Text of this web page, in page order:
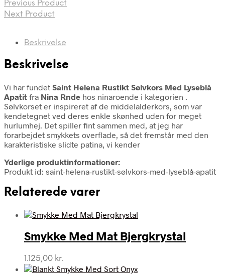
Previous Product
Next Product
Beskrivelse
Beskrivelse
Vi har fundet Saint Helena Rustikt Sølvkors Med Lyseblå
Apatit fra Nina Rnde hos ninaroende i kategorien .
Sølvkorset er inspireret af de middelalderkors, som var
kendetegnet ved deres enkle skønhed uden for meget
hurlumhej. Det spiller fint sammen med, at jeg har
forarbejdet smykkets overflade, så det fremstår med den
karakteristiske slidte patina, vi kender
Yderlige produktinformationer:
Produkt id: saint-helena-rustikt-sølvkors-med-lyseblå-apatit
Relaterede varer
Smykke Med Mat Bjergkrystal
1.125,00 kr.